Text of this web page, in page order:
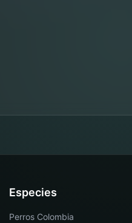
Especies
Perros Colombia